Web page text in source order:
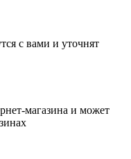
с вами и уточнят
магазина и может